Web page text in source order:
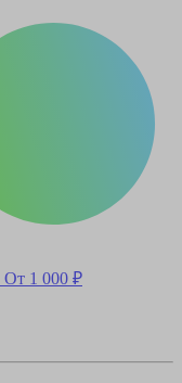
От 1 000 ₽